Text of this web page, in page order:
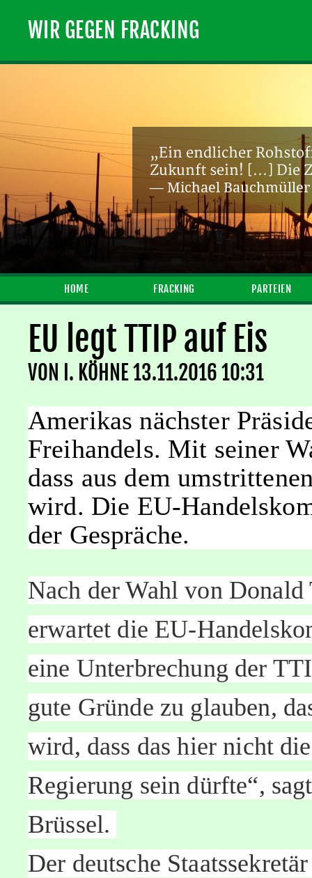
WIR GEGEN FRACKING
sind gegen Fracking,
Energienutzung, ein
Chemie in Luft, Böden
erhaltenswerte
Gegen ist also für.“
— Ch. Stoldt und I.
HOME FRACKING PARTEIEN
EU legt TTIP auf Eis
VON I. KÖHNE13.11.2016 10:31
Amerikas nächster
Freihandels. Mit seiner
dass aus dem
wird. Die EU-
der Gespräche.
Nach der Wahl von
erwartet die EU-
eine Unterbrechung der
gute Gründe zu glauben,
wird, dass das hier nicht
Regierung sein dürfte“,
Brüssel.
Der deutsche